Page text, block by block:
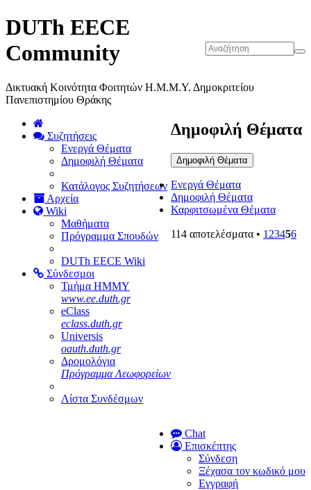
DUTh EECE
Community
Δικτυακή Κοινότητα Φοιτητών Η.Μ.Μ.Υ. Δημοκριτείου
Πανεπιστημίου Θράκης
Συζητήσεις
Ενεργά Θέματα
Δημοφιλή Θέματα
Κατάλογος Συζητήσεων
Αρχεία
Wiki
Μαθήματα
Πρόγραμμα Σπουδών
DUTh EECE Wiki
Σύνδεσμοι
Τμήμα ΗΜΜΥ
www.ee.duth.gr
eClass
eclass.duth.gr
Universis
oauth.duth.gr
Δρομολόγια
Πρόγραμμα Λεωφορείων
Λίστα Συνδέσμων
Chat
Επισκέπτης
Σύνδεση
Ξέχασα τον κωδικό μου
Εγγραφή
Δημοφιλή Θέματα
Δημοφιλή Θέματα
Ενεργά Θέματα
Δημοφιλή Θέματα
Καρφιτσωμένα Θέματα
114 αποτελέσματα • 1 23456